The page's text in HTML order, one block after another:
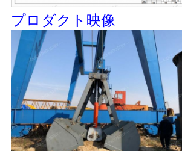
ラ
イ
バ
ー
ポ
プロダクト映像